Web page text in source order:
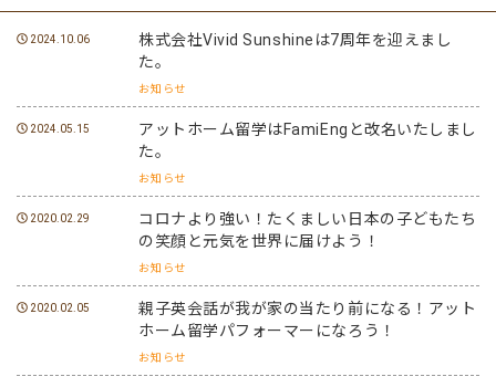
2024.10.06
株式会社Vivid Sunshineは7周年を迎えまし
た。
お知らせ
2024.05.15
アットホーム留学はFamiEngと改名いたしまし
た。
お知らせ
2020.02.29
コロナより強い！たくましい日本の子どもたち
の笑顔と元気を世界に届けよう！
お知らせ
2020.02.05
親子英会話が我が家の当たり前になる！アット
ホーム留学パフォーマーになろう！
お知らせ